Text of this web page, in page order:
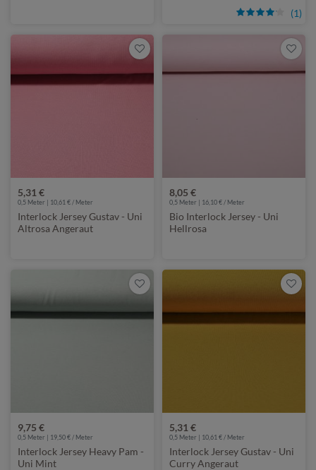
(1)
5,31 €
0,5 Meter | 10,61 € / Meter
Interlock Jersey Gustav - Uni
Altrosa Angeraut
8,05 €
0,5 Meter | 16,10 € / Meter
Bio Interlock Jersey - Uni
Hellrosa
9,75 €
0,5 Meter | 19,50 € / Meter
Interlock Jersey Heavy Pam -
Uni Mint
5,31 €
0,5 Meter | 10,61 € / Meter
Interlock Jersey Gustav - Uni
Curry Angeraut